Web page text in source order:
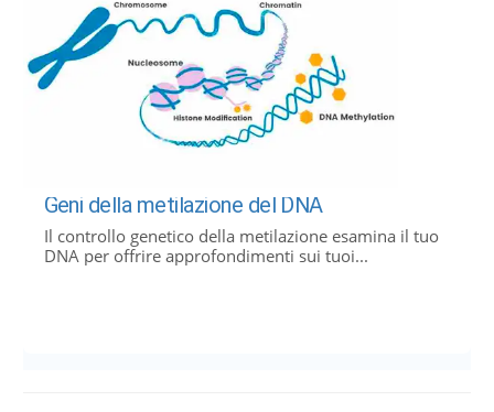
Geni della metilazione del DNA
Il controllo genetico della metilazione esamina il tuo
DNA per offrire approfondimenti sui tuoi...